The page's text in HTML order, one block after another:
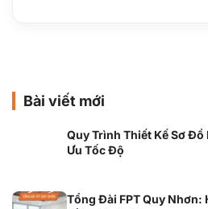
Bài viết mới
Quy Trình Thiết Kế Sơ
Ưu Tốc Độ
Tổng Đài FPT Quy Nhơn: